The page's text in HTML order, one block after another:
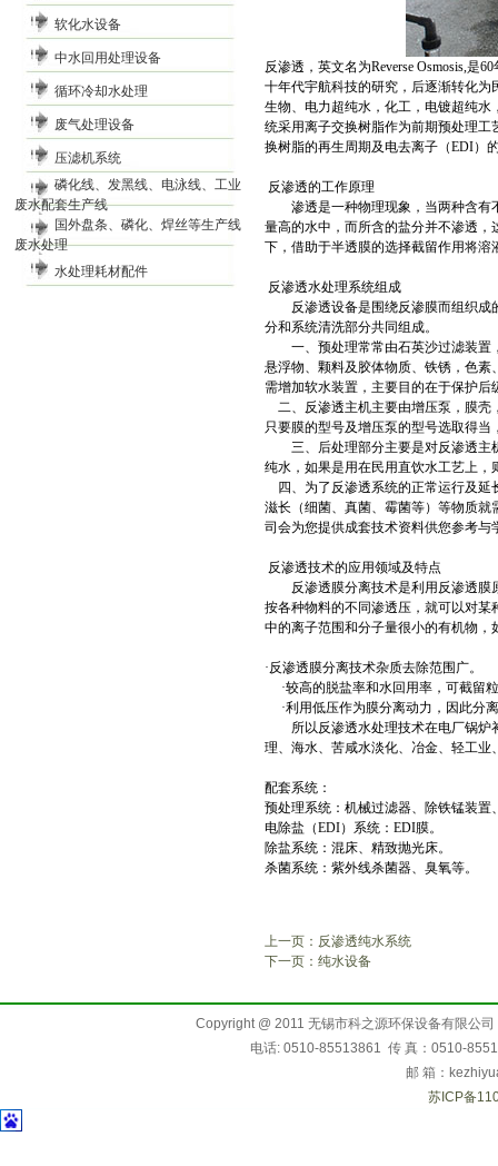
软化水设备
中水回用处理设备
循环冷却水处理
废气处理设备
压滤机系统
磷化线、发黑线、电泳线、工业
废水配套生产线
国外盘条、磷化、焊丝等生产线
废水处理
水处理耗材配件
反渗透，英文名为Reverse Osmosis,是60
十年代宇航科技的研究，后逐渐转化
生物、电力超纯水，化工，电镀超纯
统采用离子交换树脂作为前期预处理
换树脂的再生周期及电去离子（EDI）
反渗透的工作原理
渗透是一种物理现象，当两种含有
量高的水中，而所含的盐分并不渗透
下，借助于半透膜的选择截留作用将
反渗透水处理系统组成
反渗透设备是围绕反渗膜而组织成
分和系统清洗部分共同组成。
一、预处理常常由石英沙过滤装置
悬浮物、颗料及胶体物质、铁锈，色
需增加软水装置，主要目的在于保护
二、反渗透主机主要由增压泵，膜
只要膜的型号及增压泵的型号选取得
三、后处理部分主要是对反渗透主
纯水，如果是用在民用直饮水工艺上
四、为了反渗透系统的正常运行及
滋长（细菌、真菌、霉菌等）等物质
司会为您提供成套技术资料供您参考与
反渗透技术的应用领域及特点
反渗透膜分离技术是利用反渗透膜
按各种物料的不同渗透压，就可以对
中的离子范围和分子量很小的有机物
·反渗透膜分离技术杂质去除范围广。
·较高的脱盐率和水回用率，可截留
·利用低压作为膜分离动力，因此分
所以反渗透水处理技术在电厂锅炉
理、海水、苦咸水淡化、冶金、轻工
配套系统：
预处理系统：机械过滤器、除铁锰装
电除盐（EDI）系统： EDI膜。
除盐系统：混床、精致抛光床。
杀菌系统：紫外线杀菌器、臭氧等。
上一页：反渗透纯水系统
下一页：纯水设备
Copyright @ 2011 无锡市科之源环保设备有限公
电话: 0510-85513861 传 真：0510-
邮 箱：
苏ICP备